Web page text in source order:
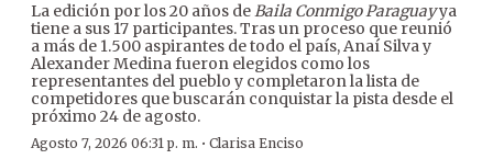
La edición por los 20 años deBaila Conmigo Paraguayya
tiene a sus 17 participantes. Tras un proceso que reunió
a más de 1.500 aspirantes de todo el país, Anaí Silva y
Alexander Medina fueron elegidos como los
representantes del pueblo y completaron la lista de
competidores que buscarán conquistar la pista desde el
próximo 24 de agosto.
Agosto 7, 2026 06:31 p. m. · Clarisa Enciso